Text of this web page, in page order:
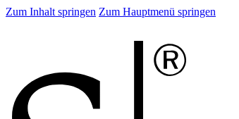
Zum Inhalt springen Zum Hauptmenü springen